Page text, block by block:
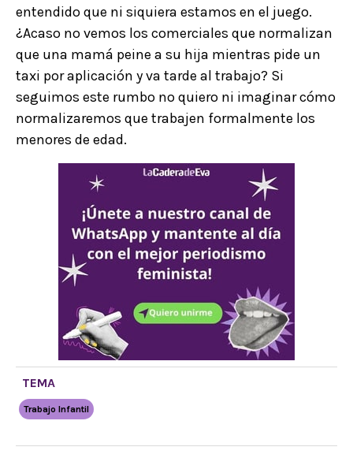
entendido que ni siquiera estamos en el juego.
¿Acaso no vemos los comerciales que normalizan
que una mamá peine a su hija mientras pide un
taxi por aplicación y va tarde al trabajo? Si
seguimos este rumbo no quiero ni imaginar cómo
normalizaremos que trabajen formalmente los
menores de edad.
TEMA
Trabajo Infantil